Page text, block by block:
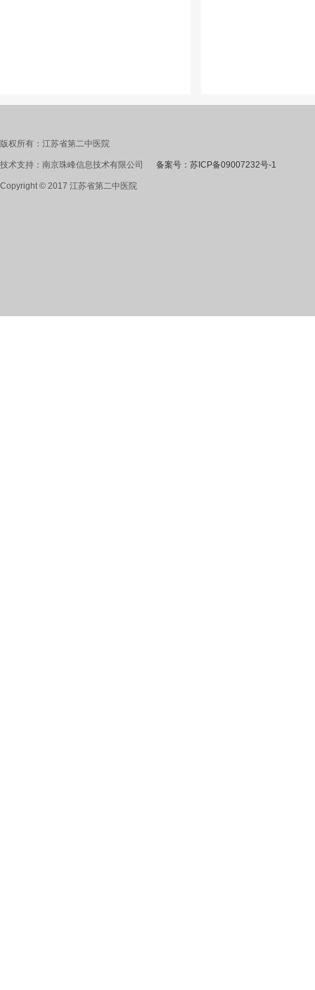
版权所有：江苏省第二中医院
技术支持：南京珠峰信息技术有限公司 备案号：苏ICP备09007232号-1
Copyright © 2017 江苏省第二中医院